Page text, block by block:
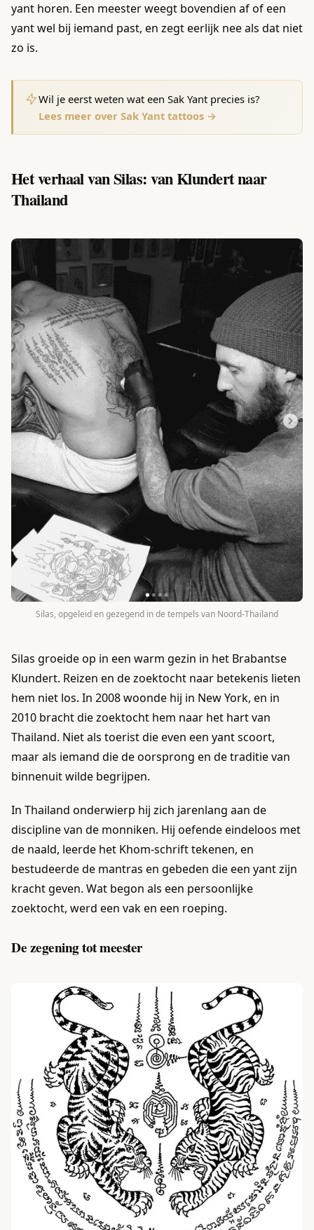
yant horen. Een meester weegt bovendien af of een
yant wel bij iemand past, en zegt eerlijk nee als dat niet
zo is.
Wil je eerst weten wat een Sak Yant precies is?
Lees meer over Sak Yant tattoos →
Het verhaal van Silas: van Klundert naar
Thailand
Silas, opgeleid en gezegend in de tempels van Noord-Thailand
Silas groeide op in een warm gezin in het Brabantse
Klundert. Reizen en de zoektocht naar betekenis lieten
hem niet los. In 2008 woonde hij in New York, en in
2010 bracht die zoektocht hem naar het hart van
Thailand. Niet als toerist die even een yant scoort,
maar als iemand die de oorsprong en de traditie van
binnenuit wilde begrijpen.
In Thailand onderwierp hij zich jarenlang aan de
discipline van de monniken. Hij oefende eindeloos met
de naald, leerde het Khom-schrift tekenen, en
bestudeerde de mantras en gebeden die een yant zijn
kracht geven. Wat begon als een persoonlijke
zoektocht, werd een vak en een roeping.
De zegening tot meester